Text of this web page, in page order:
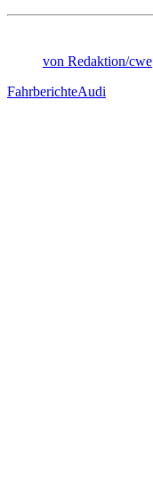
von Redaktion/cwe
FahrberichteAudi